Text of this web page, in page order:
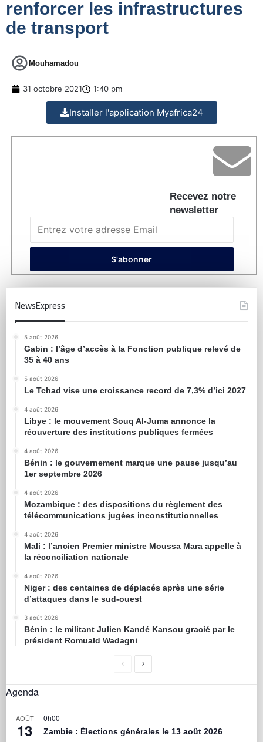
renforcer les infrastructures
de transport
Mouhamadou
31 octobre 2021 1:40 pm
Installer l'application Myafrica24
Recevez notre
newsletter
NewsExpress
5 août 2026
Gabin : l’âge d’accès à la Fonction publique relevé de
35 à 40 ans
5 août 2026
Le Tchad vise une croissance record de 7,3% d’ici 2027
4 août 2026
Libye : le mouvement Souq Al-Juma annonce la
réouverture des institutions publiques fermées
4 août 2026
Bénin : le gouvernement marque une pause jusqu’au
1er septembre 2026
4 août 2026
Mozambique : des dispositions du règlement des
télécommunications jugées inconstitutionnelles
4 août 2026
Mali : l’ancien Premier ministre Moussa Mara appelle à
la réconciliation nationale
4 août 2026
Niger : des centaines de déplacés après une série
d’attaques dans le sud-ouest
3 août 2026
Bénin : le militant Julien Kandé Kansou gracié par le
président Romuald Wadagni
Agenda
AOÛT
13
0h00
Zambie : Élections générales le 13 août 2026